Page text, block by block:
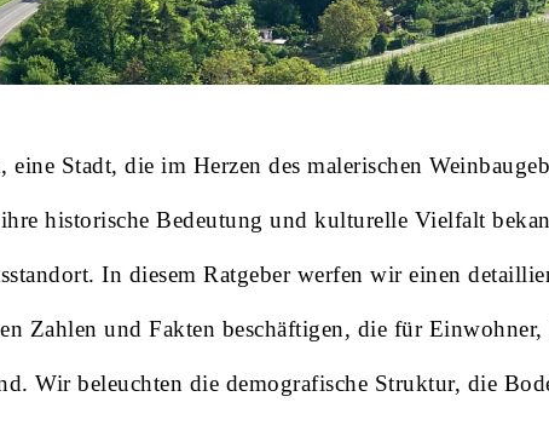
eine Stadt, die im Herzen des malerischen
historische Bedeutung und kulturelle Vielfalt
In diesem Ratgeber werfen wir einen
Zahlen und Fakten beschäftigen, die für
Wir beleuchten die demografische Struktur, die